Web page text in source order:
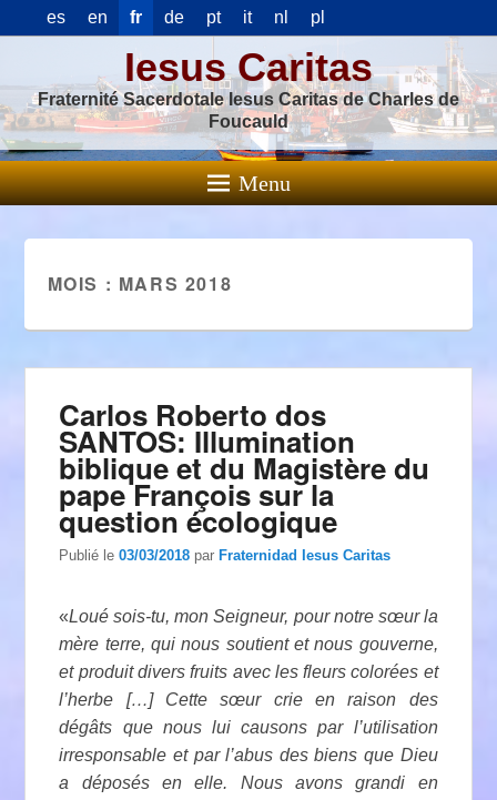
es en fr de pt it nl pl
Iesus Caritas
Fraternité Sacerdotale Iesus Caritas de Charles de
Foucauld
Menu
MOIS : MARS 2018
Carlos Roberto dos
SANTOS: Illumination
biblique et du Magistère du
pape François sur la
question écologique
Publié le03/03/2018 par Fraternidad Iesus Caritas
«Loué sois-tu, mon Seigneur, pour notre sœur la
mère terre, qui nous soutient et nous gouverne,
et produit divers fruits avec les fleurs colorées et
l’herbe […] Cette sœur crie en raison des
dégâts que nous lui causons par l’utilisation
irresponsable et par l’abus des biens que Dieu
a déposés en elle. Nous avons grandi en